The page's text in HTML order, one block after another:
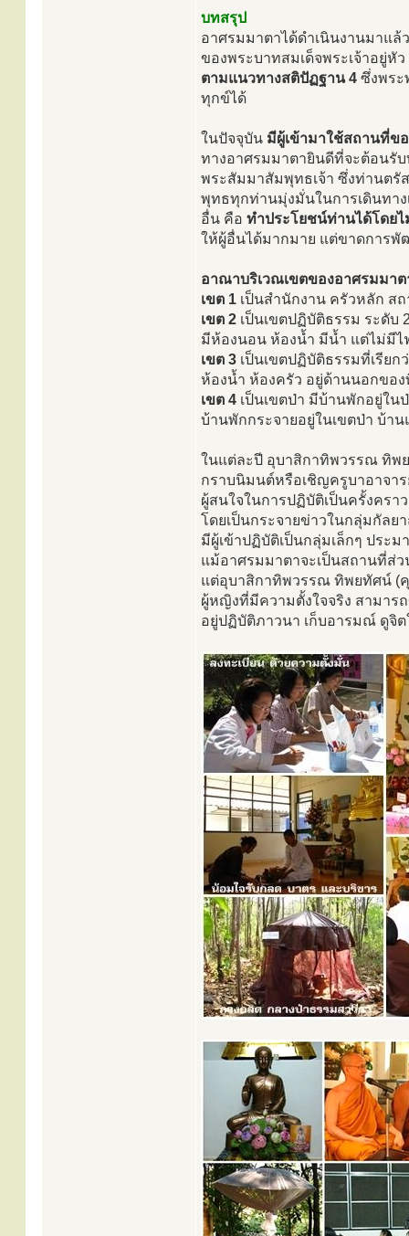
บทสรุป
อาศรมมาตาได้ดำเนินงานมาแล้
ของพระบาทสมเด็จพระเจ้าอยู่หั
ตามแนวทางสติปัฏฐาน 4 ซึ่งพระ
ทุกข์ได้
ในปัจจุบัน มีผู้เข้ามาใช้สถานที่ข
ทางอาศรมมาตายินดีที่จะต้อนรั
พระสัมมาสัมพุทธเจ้า ซึ่งท่านตรั
พุทธทุกท่านมุ่งมั่นในการเดินทา
อื่น คือ ทำประโยชน์ท่านได้โดยไ
ให้ผู้อื่นได้มากมาย แต่ขาดการพั
อาณาบริเวณเขตของอาศรมมาต
เขต 1 เป็นสำนักงาน ครัวหลัก ส
เขต 2 เป็นเขตปฏิบัติธรรม ระดับ
มีห้องนอน ห้องน้ำ มีน้ำ แต่ไม่มีไ
เขต 3 เป็นเขตปฏิบัติธรรมที่เรีย
ห้องน้ำ ห้องครัว อยู่ด้านนอกของ
เขต 4 เป็นเขตป่า มีบ้านพักอยู่ใน
บ้านพักกระจายอยู่ในเขตป่า บ้า
ในแต่ละปี อุบาสิกาทิพวรรณ ทิพ
กราบนิมนต์หรือเชิญครูบาอาจา
ผู้สนใจในการปฏิบัติเป็นครั้งครา
โดยเป็นกระจายข่าวในกลุ่มกัล
มีผู้เข้าปฏิบัติเป็นกลุ่มเล็กๆ ประ
แม้อาศรมมาตาจะเป็นสถานที่ส่
แต่อุบาสิกาทิพวรรณ ทิพยทัศน์ (
ผู้หญิงที่มีความตั้งใจจริง สามาร
อยู่ปฏิบัติภาวนา เก็บอารมณ์ ดูจิ